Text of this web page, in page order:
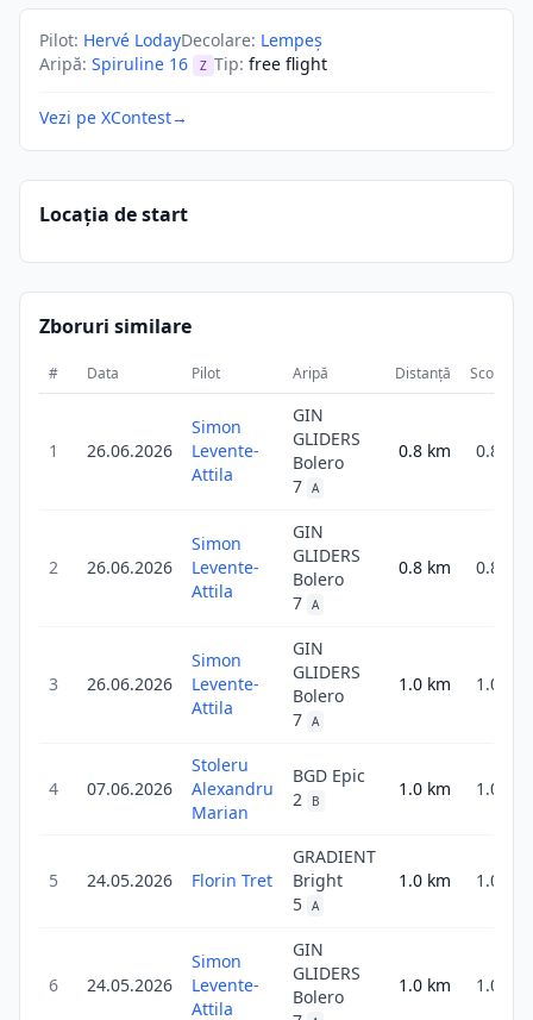
Pilot: Hervé LodayDecolare: Lempeş
Aripă: Spiruline 16 Z Tip: free flight
Vezi pe XContest→
Locația de start
Zboruri similare
# Data Pilot Aripă Distanță Scor
1 26.06.2026
Simon
Levente-
Attila
GIN
GLIDERS
Bolero
7 A
0.8 km 0.8
2 26.06.2026
Simon
Levente-
Attila
GIN
GLIDERS
Bolero
7 A
0.8 km 0.8
3 26.06.2026
Simon
Levente-
Attila
GIN
GLIDERS
Bolero
7 A
1.0 km 1.0
4 07.06.2026
Stoleru
Alexandru
Marian
BGD Epic
2
B
1.0 km 1.0
5 24.05.2026 Florin Tret
GRADIENT
Bright
5 A
1.0 km 1.0
6 24.05.2026
Simon
Levente-
Attila
GIN
GLIDERS
Bolero
1.0 km 1.0